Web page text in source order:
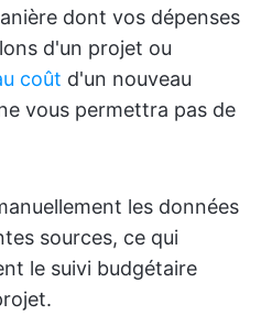
dont vos dépenses
d'un projet ou
coût d'un nouveau
vous permettra pas de
les données
sources, ce qui
le suivi budgétaire